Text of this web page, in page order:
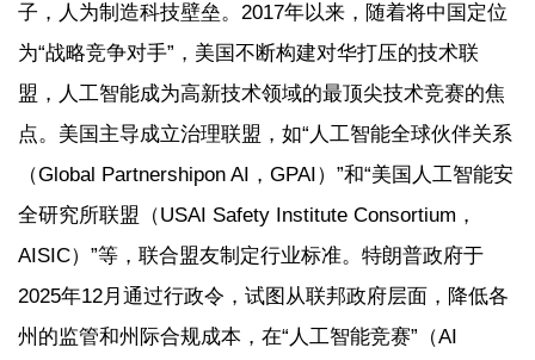
子，人为制造科技壁垒。2017年以来，随着将中国定位
为“战略竞争对手”，美国不断构建对华打压的技术联
盟，人工智能成为高新技术领域的最顶尖技术竞赛的焦
点。美国主导成立治理联盟，如“人工智能全球伙伴关系
（Global Partnershipon AI，GPAI）”和“美国人工智能安
全研究所联盟（USAI Safety Institute Consortium，
AISIC）”等，联合盟友制定行业标准。特朗普政府于
2025年12月通过行政令，试图从联邦政府层面，降低各
州的监管和州际合规成本，在“人工智能竞赛”（AI